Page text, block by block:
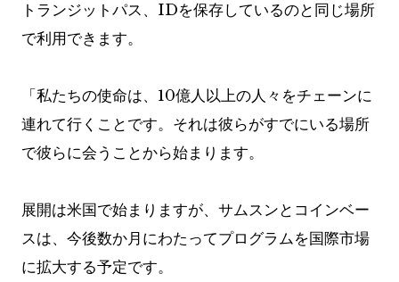
トランジットパス、IDを保存しているのと同じ場所
で利用できます。
「私たちの使命は、10億人以上の人々をチェーンに
連れて行くことです。それは彼らがすでにいる場所
で彼らに会うことから始まります。
展開は米国で始まりますが、サムスンとコインベー
スは、今後数か月にわたってプログラムを国際市場
に拡大する予定です。